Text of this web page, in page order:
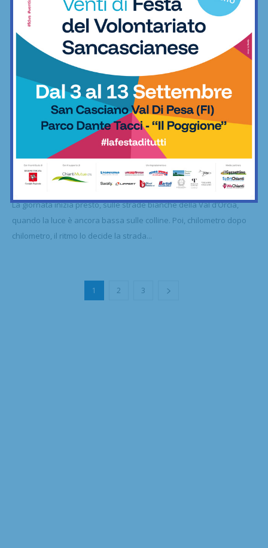
Domenica 31 maggio si torna a Montalcino,
sulle strade dell’Eroica
23/04/2026
La giornata inizia presto, sulle strade bianche della Val d’Orcia,
quando la luce è ancora bassa sulle colline. Poi, chilometro dopo
chilometro, il ritmo lo decide la strada...
1 2 3